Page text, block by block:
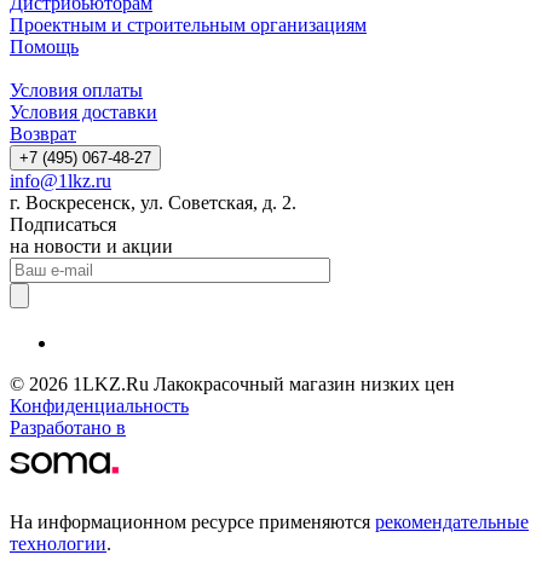
Проектным и строительным организациям
Помощь
Условия оплаты
Условия доставки
Возврат
+7 (495) 067-48-27
info@1lkz.ru
г. Воскресенск, ул. Советская, д. 2.
Подписаться
на новости и акции
© 2026 1LKZ.Ru Лакокрасочный магазин низких цен
Конфиденциальность
Разработано в
На информационном ресурсе применяются рекомендательные
технологии.